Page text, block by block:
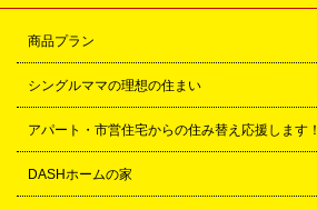
商品プラン
シングルママの理想の住まい
アパート・市営住宅からの住み替え応援します！
DASHホームの家